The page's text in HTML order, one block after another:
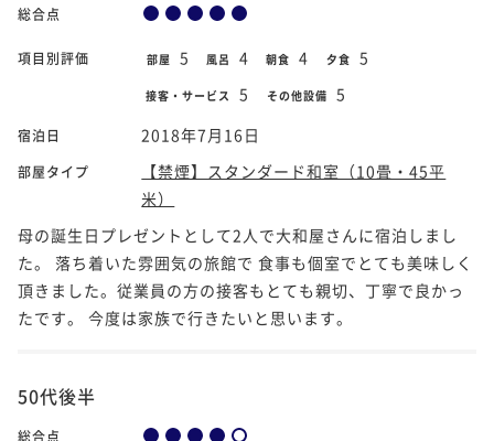
総合点
項目別評価 部屋 5 風呂 4 朝食 4 夕食 5
接客・サービス 5 その他設備 5
宿泊日 2018年7月16日
部屋タイプ
【禁煙】スタンダード和室（10畳・45平
米）
母の誕生日プレゼントとして2人で大和屋さんに宿泊しまし
た。 落ち着いた雰囲気の旅館で 食事も個室でとても美味しく
頂きました。従業員の方の接客もとても親切、丁寧で良かっ
たです。 今度は家族で行きたいと思います。
50代後半
総合点